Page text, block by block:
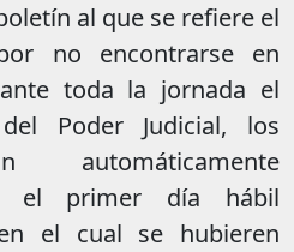
al que se refiere el
no encontrarse en
toda la jornada el
Poder Judicial, los
automáticamente
el primer día hábil
el cual se hubieren